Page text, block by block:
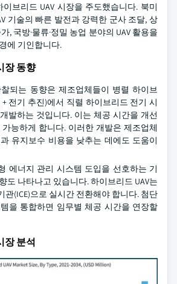
브리드 UAV 시장을 주도했습니다. 북미
기술의 빠른 발전과 강력한 군사 조달, 상
, 국방·물류·정밀 농업 분야의 UAV 활용을
에 기인합니다.
장 동향
되는 동향은 제조업체들이 병렬 하이브
전기 추진)에서 직렬 하이브리드 전기 시
발하는 것입니다. 이는 체공 시간을 개선
능하게 합니다. 이러한 개발은 제조업체
유지보수 비용을 낮추는 데에도 도움이
에너지 관리 시스템 도입을 선호하는 기
도 나타나고 있습니다. 하이브리드 UAV는
관(ICE)으로 실시간 전환해야 합니다. 첨단
을 통합하면 임무별 체공 시간을 연장할
장 분석